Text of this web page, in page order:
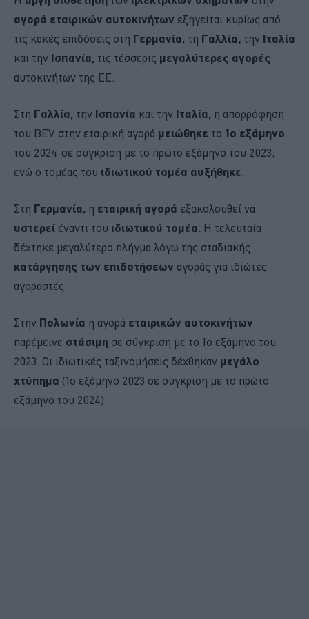
αγορά εταιρικών αυτοκινήτων εξηγείται κυρίως από
τις κακές επιδόσεις στη Γερμανία, τη Γαλλία, την Ιταλία
και την Ισπανία, τις τέσσερις μεγαλύτερες αγορές
αυτοκινήτων της ΕΕ.
Στη Γαλλία, την Ισπανία και την Ιταλία, η απορρόφηση
του BEV στην εταιρική αγορά μειώθηκε το 1ο εξάμηνο
του 2024 σε σύγκριση με το πρώτο εξάμηνο του 2023,
ενώ ο τομέας του ιδιωτικού τομέα αυξήθηκε
Στη Γερμανία, η εταιρική αγορά εξακολουθεί να
υστερεί έναντι του ιδιωτικού τομέα. Η τελευταία
δέχτηκε μεγαλύτερο πλήγμα λόγω της σταδιακής
κατάργησης των επιδοτήσεων αγοράς για ιδιώτες
αγοραστές.
Στην Πολωνία η αγορά εταιρικών αυτοκινήτων
παρέμεινε στάσιμη σε σύγκριση με το 1ο εξάμηνο του
2023. Οι ιδιωτικές ταξινομήσεις δέχθηκαν μεγάλο
χτύπημα (1ο εξάμηνο 2023 σε σύγκριση με το πρώτο
εξάμηνο του 2024).